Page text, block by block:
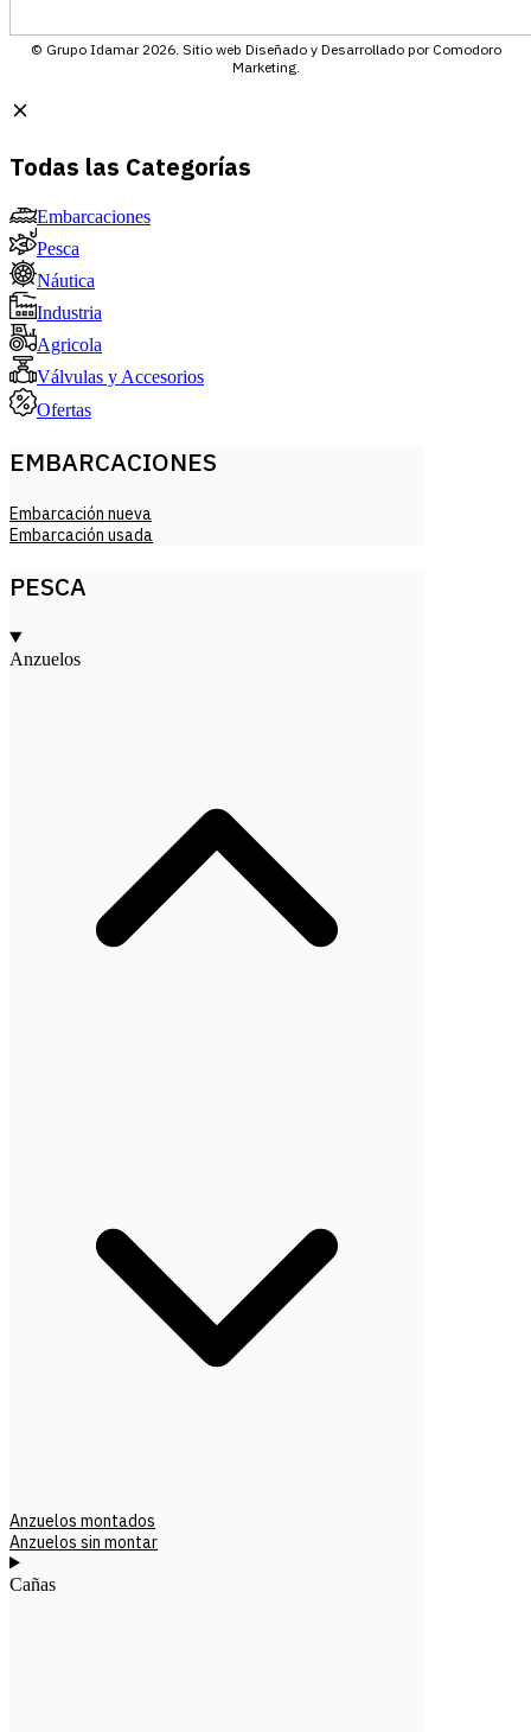
© Grupo Idamar 2026. Sitio web Diseñado y Desarrollado por Comodoro
Marketing.
Todas las Categorías
Embarcaciones
Pesca
Náutica
Industria
Agricola
Válvulas y Accesorios
Ofertas
EMBARCACIONES
Embarcación nueva
Embarcación usada
PESCA
Anzuelos
Anzuelos montados
Anzuelos sin montar
Cañas